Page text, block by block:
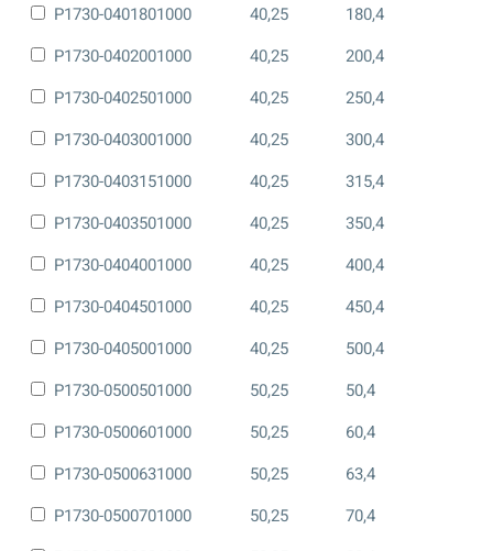
P1730-0401801000
40,25
180,4
P1730-0402001000
40,25
200,4
P1730-0402501000
40,25
250,4
P1730-0403001000
40,25
300,4
P1730-0403151000
40,25
315,4
P1730-0403501000
40,25
350,4
P1730-0404001000
40,25
400,4
P1730-0404501000
40,25
450,4
P1730-0405001000
40,25
500,4
P1730-0500501000
50,25
50,4
P1730-0500601000
50,25
60,4
P1730-0500631000
50,25
63,4
P1730-0500701000
50,25
70,4